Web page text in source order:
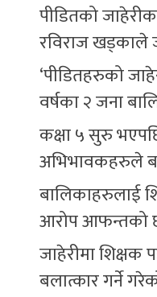
पीडितको
रविराज खड्काले
‘पीडितहरुको
वर्षका २ जना
कक्षा ५ सुरु
अभिभावकहरुले
बालिकाहरुलाई
आरोप आफन्तको
जाहेरीमा
बलात्कार गर्ने